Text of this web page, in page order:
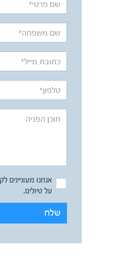
על טיולים.
שלח